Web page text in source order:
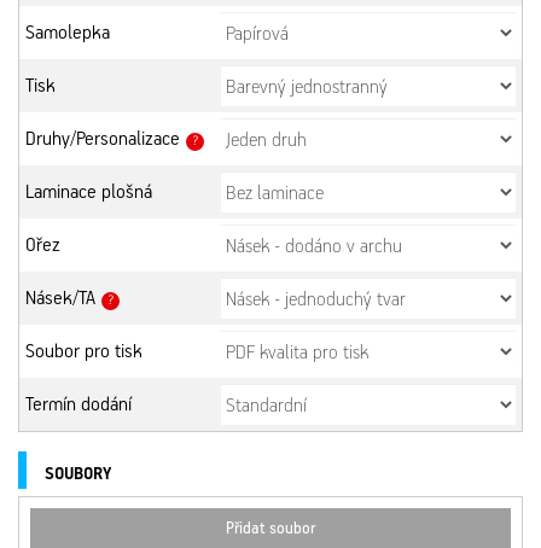
Samolepka
Tisk
Druhy/Personalizace ?
Laminace plošná
Ořez
Násek/TA ?
Soubor pro tisk
Termín dodání
SOUBORY
Přidat soubor